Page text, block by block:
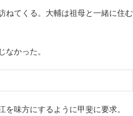
ねてくる。大輔は祖母と一緒に住む
なかった。
味方にするように甲斐に要求。